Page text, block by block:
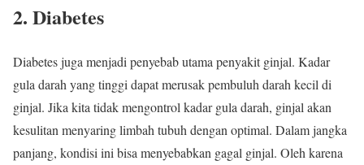
2. Diabetes
Diabetes juga menjadi penyebab utama penyakit ginjal. Kadar
gula darah yang tinggi dapat merusak pembuluh darah kecil di
ginjal. Jika kita tidak mengontrol kadar gula darah, ginjal akan
kesulitan menyaring limbah tubuh dengan optimal. Dalam jangka
panjang, kondisi ini bisa menyebabkan gagal ginjal. Oleh karena